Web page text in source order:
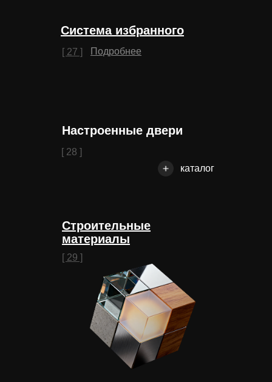
[ 29 ]
Строительные
материалы
[ 28 ]
каталог
Настроенные двери
[ 27 ]
Система избранного
Подробнее